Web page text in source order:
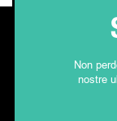
Non
nostre